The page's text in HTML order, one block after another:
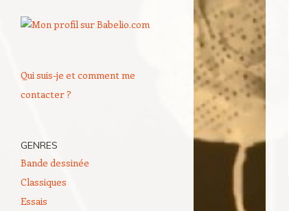
Qui suis-je et comment me
contacter ?
GENRES
Bande dessinée
Classiques
Essais